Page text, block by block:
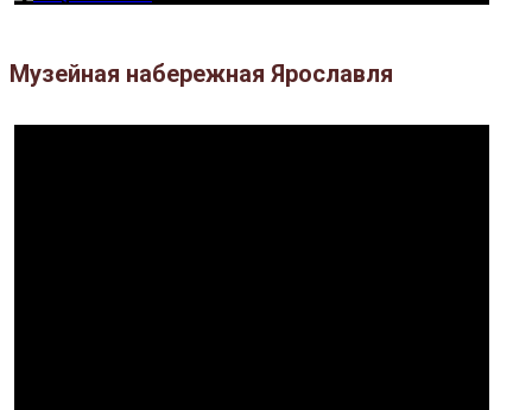
Музейная набережная Ярославля